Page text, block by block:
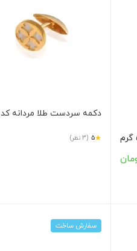
دکمه سردست طلا مردانه کد MO901
★
5 (3 نظر)
سفارش ساخت